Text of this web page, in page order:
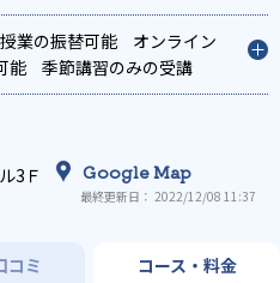
策 学校別特化対策
国公
共通テスト対策
英検(英語
策 その他科目別特化対策
授業の振替可能
オンライン
能
季節講習のみの受講
3Ｆ Google Map
最終更新日： 2022/12/08 11:37
コミ コース・料金